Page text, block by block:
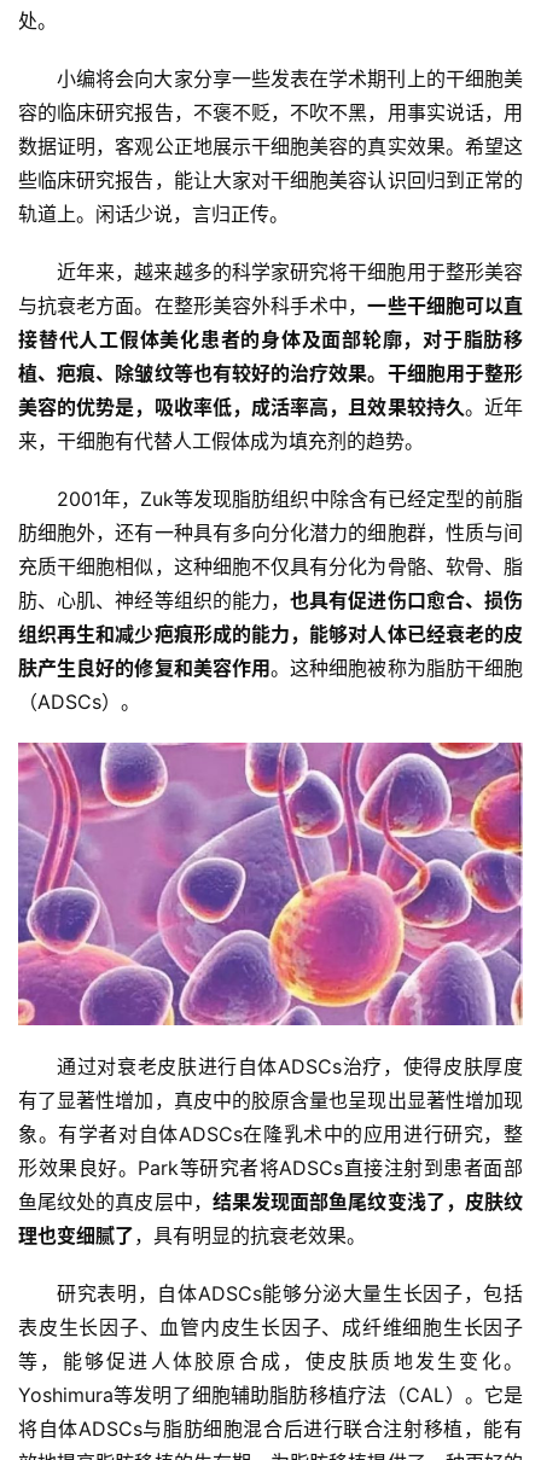
处。
小编将会向大家分享一些发表在学术期刊上的干细胞美
容的临床研究报告，不褒不贬，不吹不黑，用事实说话，用
数据证明，客观公正地展示干细胞美容的真实效果。希望这
些临床研究报告，能让大家对干细胞美容认识回归到正常的
轨道上。闲话少说，言归正传。
近年来，越来越多的科学家研究将干细胞用于整形美容
与抗衰老方面。在整形美容外科手术中，一些干细胞可以直
接替代人工假体美化患者的身体及面部轮廓，对于脂肪移
植、疤痕、除皱纹等也有较好的治疗效果。 干细胞用于整形
美容的优势是，吸收率低，成活率高，且效果较持久。近年
来，干细胞有代替人工假体成为填充剂的趋势。
2001年，Zuk等发现脂肪组织中除含有已经定型的前脂
肪细胞外，还有一种具有多向分化潜力的细胞群，性质与间
充质干细胞相似，这种细胞不仅具有分化为骨骼、软骨、脂
肪、心肌、神经等组织的能力，也具有促进伤口愈合、损伤
组织再生和减少疤痕形成的能力，能够对人体已经衰老的皮
肤产生良好的修复和美容作用。这种细胞被称为脂肪干细胞
（ADSCs）。
通过对衰老皮肤进行自体ADSCs治疗，使得皮肤厚度
有了显著性增加，真皮中的胶原含量也呈现出显著性增加现
象。有学者对自体ADSCs在隆乳术中的应用进行研究，整
形效果良好。Park等研究者将ADSCs直接注射到患者面部
鱼尾纹处的真皮层中， 结果发现面部鱼尾纹变浅了，皮肤纹
理也变细腻了，具有明显的抗衰老效果。
研究表明，自体ADSCs能够分泌大量生长因子，包括
表皮生长因子、血管内皮生长因子、成纤维细胞生长因子
等，能够促进人体胶原合成，使皮肤质地发生变化。
Yoshimura等发明了细胞辅助脂肪移植疗法（CAL）。它是
将自体ADSCs与脂肪细胞混合后进行联合注射移植，能有